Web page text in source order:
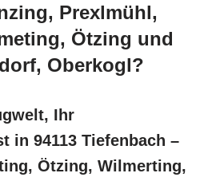
Prexlmühl,
Ötzing und
Oberkogl?
Ihr
in 94113 Tiefenbach –
Ötzing, Wilmerting,